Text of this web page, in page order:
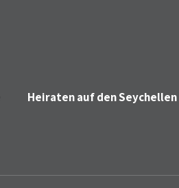
Heiraten auf den Seychellen